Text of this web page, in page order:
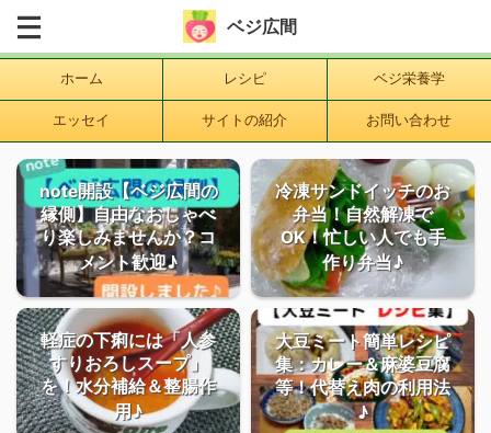
ベジ広間
ホーム レシピ ベジ栄養学
エッセイ サイトの紹介 お問い合わせ
note開設【ベジ広間の
縁側】自由なおしゃべ
り楽しみませんか？コ
メント歓迎♪
冷凍サンドイッチのお
弁当！自然解凍で
OK！忙しい人でも手
作り弁当♪
軽症の下痢には「人参
すりおろしスープ」
を！水分補給＆整腸作
用♪
大豆ミート簡単レシピ
集：カレー＆麻婆豆腐
等！代替え肉の利用法
♪